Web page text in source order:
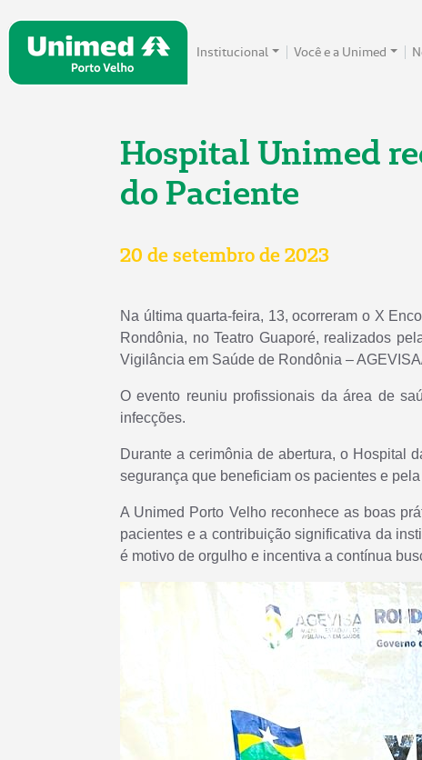
Institucional Você e a Unimed
Hospital Unimed
do Paciente
20 de setembro de 2023
Na última quarta-feira, 13, ocorreram o X
Rondônia, no Teatro Guaporé, realizados
Vigilância em Saúde de Rondônia –
O evento reuniu profissionais da área de
infecções.
Durante a cerimônia de abertura, o Hospital
segurança que beneficiam os pacientes e
A Unimed Porto Velho reconhece as boas
pacientes e a contribuição significativa da
é motivo de orgulho e incentiva a contínua